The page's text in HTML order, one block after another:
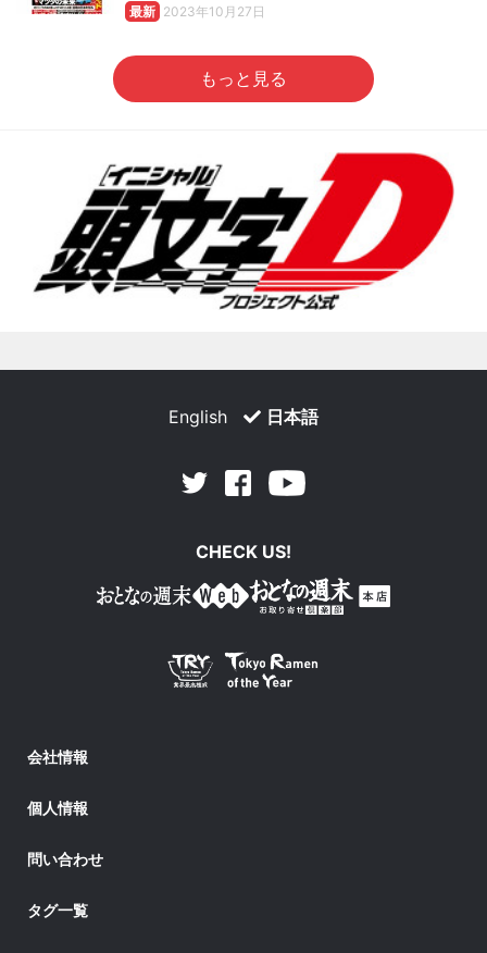
最新 2023年10月27日
もっと見る
English 日本語
Twitter Facebook
CHECK US!
会社情報
個人情報
問い合わせ
タグ一覧